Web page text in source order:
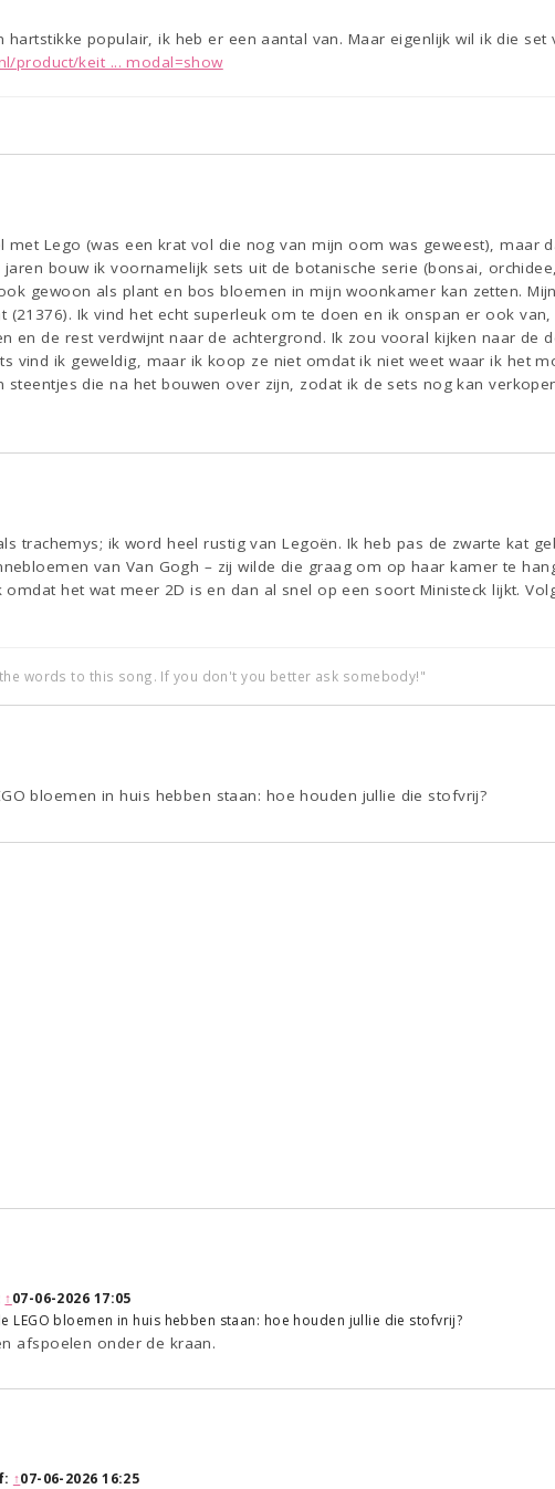
populair, ik heb er een aantal van. Maar eigenlijk wil ik die set
product/keit ... modal=show
met Lego (was een krat vol die nog van mijn oom was geweest), maar
jaren bouw ik voornamelijk sets uit de botanische serie (bonsai,
gewoon als plant en bos bloemen in mijn woonkamer kan zetten.
(21376). Ik vind het echt superleuk om te doen en ik onspan er ook
en de rest verdwijnt naar de achtergrond. Ik zou vooral kijken naar de
vind ik geweldig, maar ik koop ze niet omdat ik niet weet waar ik het
steentjes die na het bouwen over zijn, zodat ik de sets nog kan
trachemys; ik word heel rustig van Legoën. Ik heb pas de zwarte kat
van Van Gogh – zij wilde die graag om op haar kamer te
het wat meer 2D is en dan al snel op een soort Ministeck lijkt.
words to this song. If you don't you better ask somebody!"
bloemen in huis hebben staan: hoe houden jullie die stofvrij?
↑07-06-2026 17:05
LEGO bloemen in huis hebben staan: hoe houden jullie die stofvrij?
afspoelen onder de kraan.
↑07-06-2026 16:25